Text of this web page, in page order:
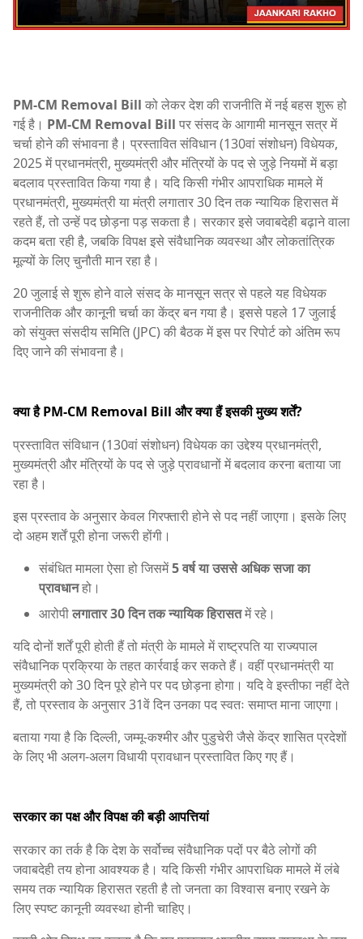
PM-CM Removal Bill को लेकर देश की राजनीति में नई बहस शुरू हो
गई है। PM-CM Removal Bill पर संसद के आगामी मानसून सत्र में
चर्चा होने की संभावना है। प्रस्तावित संविधान (130वां संशोधन) विधेयक,
2025 में प्रधानमंत्री, मुख्यमंत्री और मंत्रियों के पद से जुड़े नियमों में बड़ा
बदलाव प्रस्तावित किया गया है। यदि किसी गंभीर आपराधिक मामले में
प्रधानमंत्री, मुख्यमंत्री या मंत्री लगातार 30 दिन तक न्यायिक हिरासत में
रहते हैं, तो उन्हें पद छोड़ना पड़ सकता है। सरकार इसे जवाबदेही बढ़ाने वाला
कदम बता रही है, जबकि विपक्ष इसे संवैधानिक व्यवस्था और लोकतांत्रिक
मूल्यों के लिए चुनौती मान रहा है।
20 जुलाई से शुरू होने वाले संसद के मानसून सत्र से पहले यह विधेयक
राजनीतिक और कानूनी चर्चा का केंद्र बन गया है। इससे पहले 17 जुलाई
को संयुक्त संसदीय समिति (JPC) की बैठक में इस पर रिपोर्ट को अंतिम रूप
दिए जाने की संभावना है।
क्या है PM-CM Removal Bill और क्या हैं इसकी मुख्य शर्तें?
प्रस्तावित संविधान (130वां संशोधन) विधेयक का उद्देश्य प्रधानमंत्री,
मुख्यमंत्री और मंत्रियों के पद से जुड़े प्रावधानों में बदलाव करना बताया जा
रहा है।
इस प्रस्ताव के अनुसार केवल गिरफ्तारी होने से पद नहीं जाएगा। इसके लिए
दो अहम शर्तें पूरी होना जरूरी होंगी।
संबंधित मामला ऐसा हो जिसमें5 वर्ष या उससे अधिक सजा का
प्रावधानहो।
आरोपीलगातार 30 दिन तक न्यायिक हिरासतमें रहे।
यदि दोनों शर्तें पूरी होती हैं तो मंत्री के मामले में राष्ट्रपति या राज्यपाल
संवैधानिक प्रक्रिया के तहत कार्रवाई कर सकते हैं। वहीं प्रधानमंत्री या
मुख्यमंत्री को 30 दिन पूरे होने पर पद छोड़ना होगा। यदि वे इस्तीफा नहीं देते
हैं, तो प्रस्ताव के अनुसार 31वें दिन उनका पद स्वतः समाप्त माना जाएगा।
बताया गया है कि दिल्ली, जम्मू-कश्मीर और पुडुचेरी जैसे केंद्र शासित प्रदेशों
के लिए भी अलग-अलग विधायी प्रावधान प्रस्तावित किए गए हैं।
सरकार का पक्ष और विपक्ष की बड़ी आपत्तियां
सरकार का तर्क है कि देश के सर्वोच्च संवैधानिक पदों पर बैठे लोगों की
जवाबदेही तय होना आवश्यक है। यदि किसी गंभीर आपराधिक मामले में लंबे
समय तक न्यायिक हिरासत रहती है तो जनता का विश्वास बनाए रखने के
लिए स्पष्ट कानूनी व्यवस्था होनी चाहिए।